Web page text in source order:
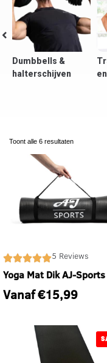
Dumbbells &
halterschijven
en
Toont alle 6 resultaten
5 Reviews
Yoga Mat Dik AJ-Sports
Vanaf€15,99